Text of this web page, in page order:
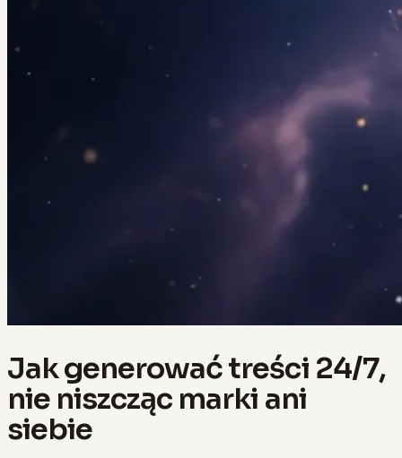
Jak generować treści 24/7,
nie niszcząc marki ani
siebie